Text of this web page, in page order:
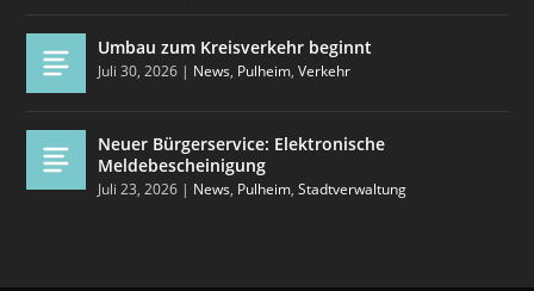
Umbau zum Kreisverkehr beginnt
Juli 30, 2026 | News, Pulheim,Verkehr
Neuer Bürgerservice: Elektronische
Meldebescheinigung
Juli 23, 2026 | News, Pulheim,Stadtverwaltung